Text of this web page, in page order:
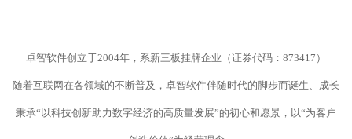
卓智软件创立于2004年，系新三板挂牌企业（证券代码：873417）
随着互联网在各领域的不断普及，卓智软件伴随时代的脚步而诞生、成长
秉承“以科技创新助力数字经济的高质量发展”的初心和愿景，以“为客户